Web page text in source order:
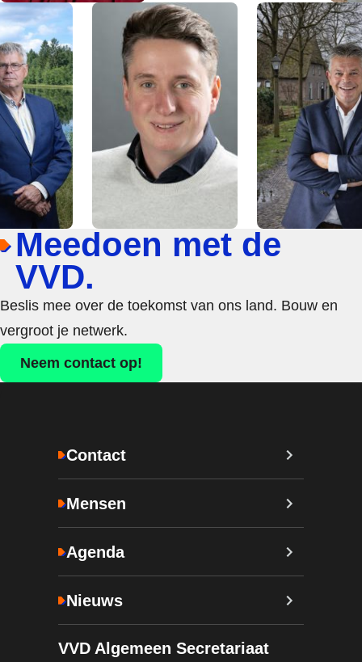
Meedoen met de
VVD.
Beslis mee over de toekomst van ons land. Bouw en
vergroot je netwerk.
Neem contact op!
Contact
Mensen
Agenda
Nieuws
VVD Algemeen Secretariaat